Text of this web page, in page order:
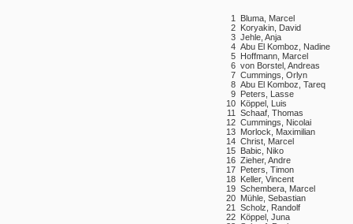
1
Bluma, Marcel
2 Koryakin, David
3 Jehle, Anja
4 Abu El Komboz, Nadine
5 Hoffmann, Marcel
6 von Borstel, Andreas
7 Cummings, Orlyn
8 Abu El Komboz, Tareq
9 Peters, Lasse
10 Köppel, Luis
11
Schaaf, Thomas
12 Cummings, Nicolai
13 Morlock, Maximilian
14 Christ, Marcel
15 Babic, Niko
16 Zieher, Andre
17 Peters, Timon
18 Keller, Vincent
19 Schembera, Marcel
20 Mühle, Sebastian
21
Scholz, Randolf
22 Köppel, Juna